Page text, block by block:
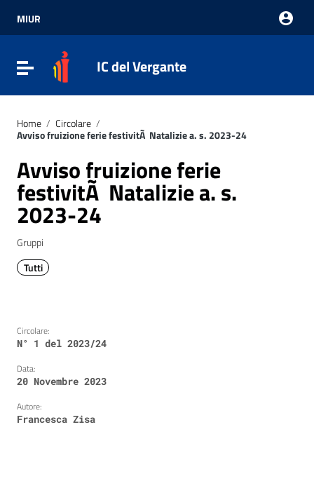
Vai al menu di navigazione
Vai al footer
MIUR
Attiva / disattiva la navigazione
IC del Vergante
Home / Circolare /
Avviso fruizione ferie festivitÃ Natalizie a. s. 2023-24
Avviso fruizione ferie
festivitÃ Natalizie a. s.
2023-24
Gruppi
Tutti
Circolare:
N° 1 del 2023/24
Data:
20 Novembre 2023
Autore:
Francesca Zisa